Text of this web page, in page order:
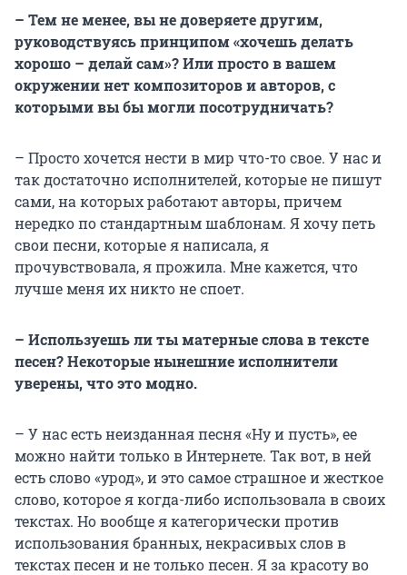
– Тем не менее, вы не доверяете другим,
руководствуясь принципом «хочешь делать
хорошо – делай сам»? Или просто в вашем
окружении нет композиторов и авторов, с
которыми вы бы могли посотрудничать?
– Просто хочется нести в мир что-то свое. У нас и
так достаточно исполнителей, которые не пишут
сами, на которых работают авторы, причем
нередко по стандартным шаблонам. Я хочу петь
свои песни, которые я написала, я
прочувствовала, я прожила. Мне кажется, что
лучше меня их никто не споет.
– Используешь ли ты матерные слова в тексте
песен? Некоторые нынешние исполнители
уверены, что это модно.
– У нас есть неизданная песня «Ну и пусть», ее
можно найти только в Интернете. Так вот, в ней
есть слово «урод», и это самое страшное и жесткое
слово, которое я когда-либо использовала в своих
текстах. Но вообще я категорически против
использования бранных, некрасивых слов в
текстах песен и не только песен. Я за красоту во